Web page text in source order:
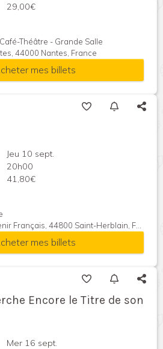
29,00€
Théâtre - Grande Salle
44000 Nantes, France
mes billets
Jeu 10 sept.
20h00
41,80€
Français, 44800 Saint-Herblain, France
mes billets
Encore le Titre de son
Mer 16 sept.